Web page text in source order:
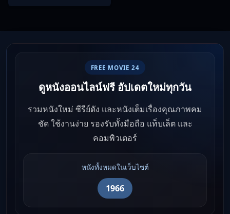
FREE MOVIE 24
ดูหนังออนไลน์ฟรี อัปเดตใหม่ทุกวัน
รวมหนังใหม่ ซีรีย์ดัง และหนังเต็มเรื่องคุณภาพคม
ชัด ใช้งานง่าย รองรับทั้งมือถือ แท็บเล็ต และ
คอมพิวเตอร์
หนังทั้งหมดในเว็บไซต์
1966